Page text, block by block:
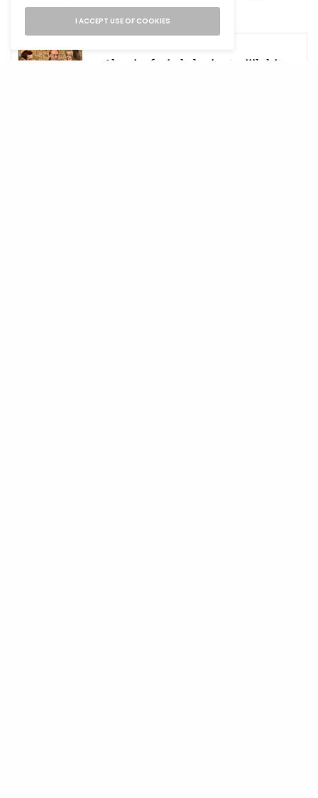
digitalnom dobu.
SEE ALSO
Ako si u fazi gledanja starijih hit
I ACCEPT USE OF COOKIES